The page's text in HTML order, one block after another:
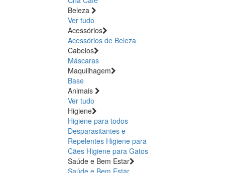
Beleza
Ver tudo
Acessórios
Acessórios de Beleza
Cabelos
Máscaras
Maquilhagem
Base
Animais
Ver tudo
Higiene
Higiene para todos
Desparasitantes e
Repelentes Higiene para
Cães Higiene para Gatos
Saúde e Bem Estar
Saúde e Bem Estar